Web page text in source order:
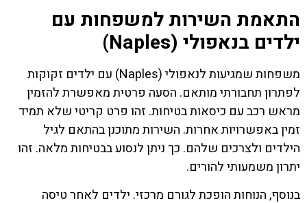
התאמת השירות למשפחות עם
ילדים בנאפולי (Naples)
משפחות שמגיעות לנאפולי (Naples) עם ילדים זקוקות
לפתרון תחבורתי מותאם. הסעה פרטית מאפשרת להזמין
מראש רכב עם כיסאות בטיחות. זהו פרט קריטי שלא תמיד
זמין באפשרויות אחרות. השירות מתוכנן בהתאם לגיל
הילדים ולצרכים שלהם. כך ניתן לנסוע בבטיחות מלאה. זהו
יתרון משמעותי להורים.
בנוסף, הנוחות הופכת לגורם מרכזי. ילדים לאחר טיסה